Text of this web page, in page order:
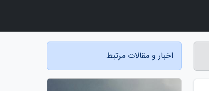
اخبار و مقالات مرتبط